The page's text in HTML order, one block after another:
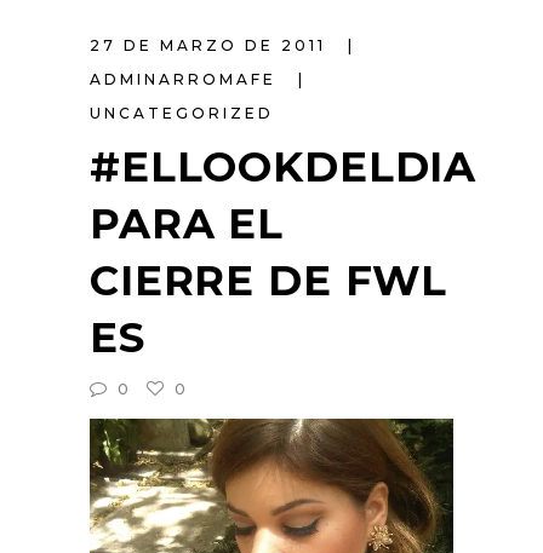
27 DE MARZO DE 2011
ADMINARROMAFE
UNCATEGORIZED
#ELLOOKDELDIA
PARA EL
CIERRE DE FWL
ES
0 0